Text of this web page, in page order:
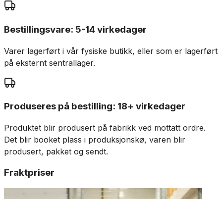
Bestillingsvare: 5-14 virkedager
Varer lagerført i vår fysiske butikk, eller som er lagerført
på eksternt sentrallager.
Produseres på bestilling: 18+ virkedager
Produktet blir produsert på fabrikk ved mottatt ordre.
Det blir booket plass i produksjonskø, varen blir
produsert, pakket og sendt.
Fraktpriser